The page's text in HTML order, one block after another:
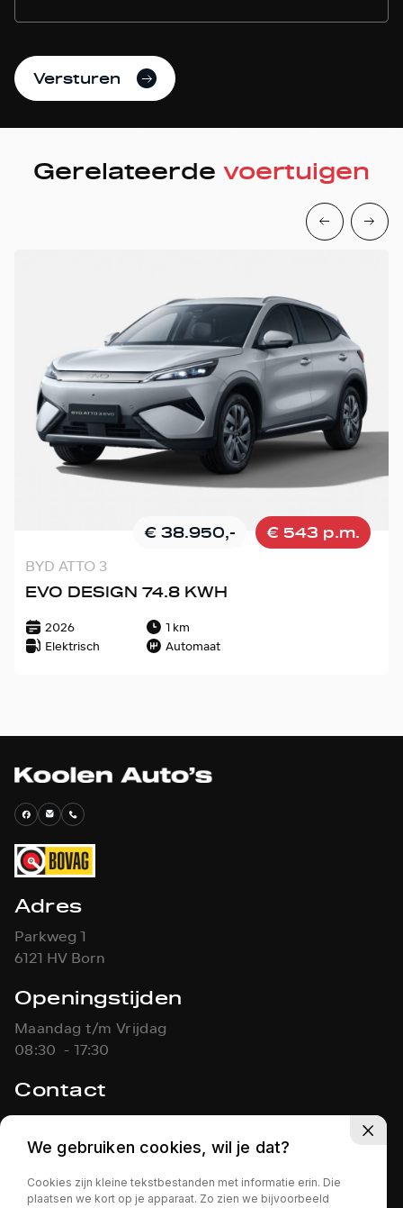
Versturen
Gerelateerde voertuigen
€ 38.950,- € 543 p.m.
BYD ATTO 3
EVO DESIGN 74.8 KWH
2026
1 km
Elektrisch
Automaat
Adres
Parkweg 1
6121 HV Born
Openingstijden
Maandag t/m Vrijdag
08:30 - 17:30
Contact
046-4861451
info@koolen-autos.nl
Privacy policy
We gebruiken cookies, wil je dat?
Cookies zijn kleine tekstbestanden met informatie erin. Die
plaatsen we kort op je apparaat. Zo zien we bijvoorbeeld